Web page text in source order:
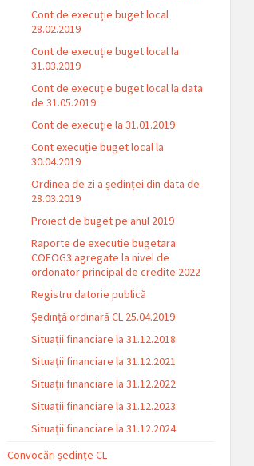
Cont de execuție buget local
28.02.2019
Cont de execuție buget local la
31.03.2019
Cont de execuție buget local la data
de 31.05.2019
Cont de execuție la 31.01.2019
Cont execuție buget local la
30.04.2019
Ordinea de zi a ședinței din data de
28.03.2019
Proiect de buget pe anul 2019
Raporte de executie bugetara
COFOG3 agregate la nivel de
ordonator principal de credite 2022
Registru datorie publică
Ședință ordinară CL 25.04.2019
Situații financiare la 31.12.2018
Situaţii financiare la 31.12.2021
Situaţii financiare la 31.12.2022
Situații financiare la 31.12.2023
Situaţii financiare la 31.12.2024
Convocări ședințe CL